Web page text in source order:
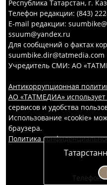
Республика Татарстан, г.
Телефон редакции: (843)
E-mail редакции:
ssuum@yandex.ru
Для сообщений о фактах
suumbike.dir@tatmedia.com
Учредитель СМИ: АО
Антикоррупционная
АО «ТАТМЕДИА» использует
сервисов и удобства
Использование «cookie»
браузера.
Политика
Телефон